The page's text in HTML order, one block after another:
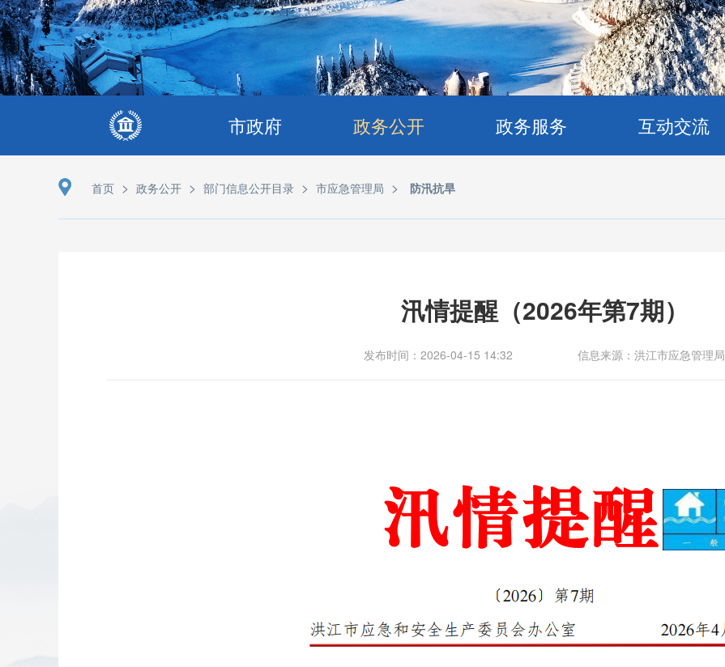
市政府 政务公开 政务服务 互动交流
首页 > 政务公开 > 部门信息公开目录 > 市应急管理局 > 防汛抗旱
汛情提醒（2026年第7期）
发布时间：2026-04-15 14:32 信息来源：洪江市应急管理局